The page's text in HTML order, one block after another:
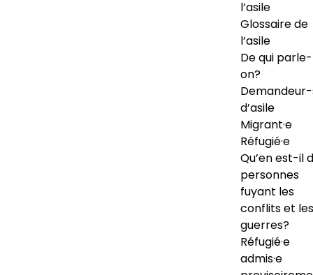
l’asile
Glossaire de
l’asile
De qui
on?
d’asile
Migrant·e
Réfugié·e
Qu’en est-il
personnes
fuyant les
conflits et les
guerres?
Réfugié·e
admis·e